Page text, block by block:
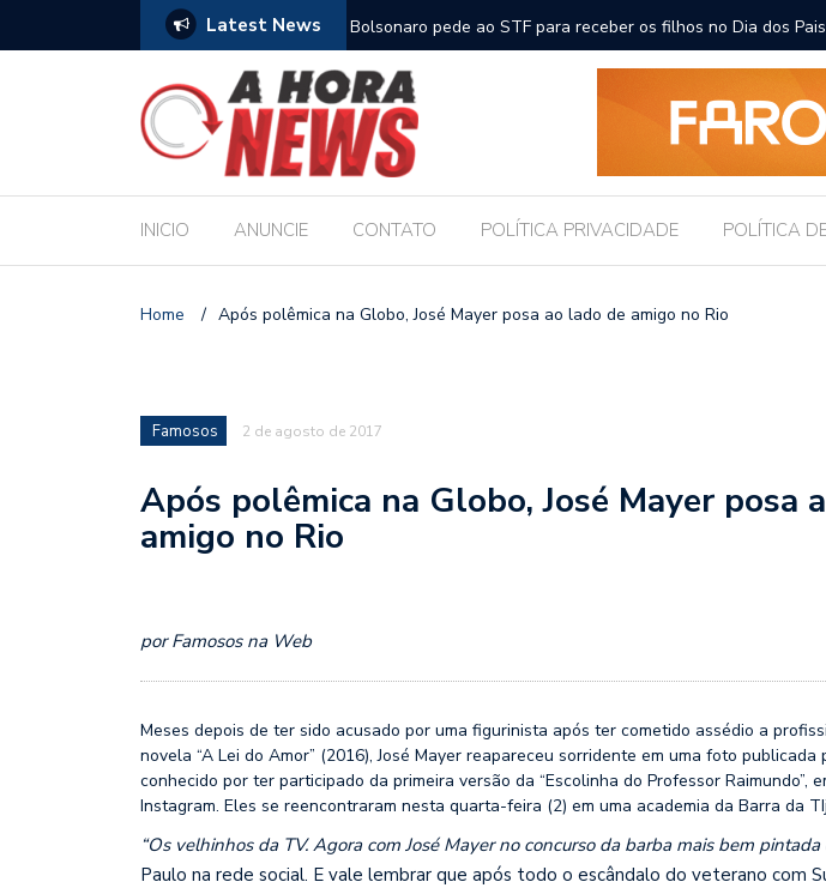
Latest News
com a Educação durante posse Bolsonaro pede ao STF para receber os filhos no Dia dos Pais
INICIO ANUNCIE CONTATO POLÍTICA PRIVACIDADE POLÍTICA
Home / Após polêmica na Globo, José Mayer posa ao lado de amigo no Rio
Famosos 2 de agosto de 2017
Após polêmica na Globo, José Mayer posa
amigo no Rio
por Famosos na Web
Meses depois de ter sido acusado por uma figurinista após ter cometido assédio a
novela “A Lei do Amor” (2016), José Mayer reapareceu sorridente em uma foto
conhecido por ter participado da primeira versão da “Escolinha do Professor Raimundo”,
Instagram. Eles se reencontraram nesta quarta-feira (2) em uma academia da Barra da
“Os velhinhos da TV. Agora com José Mayer no concurso da barba mais bem pintada
Paulo na rede social. E vale lembrar que após todo o escândalo do veterano com